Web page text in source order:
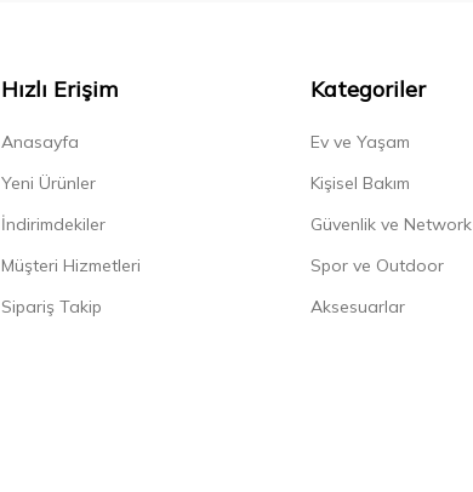
Hızlı Erişim
Anasayfa
Yeni Ürünler
İndirimdekiler
Müşteri Hizmetleri
Sipariş Takip
Kategoriler
Ev ve Yaşam
Kişisel Bakım
Güvenlik ve Network
Spor ve Outdoor
Aksesuarlar